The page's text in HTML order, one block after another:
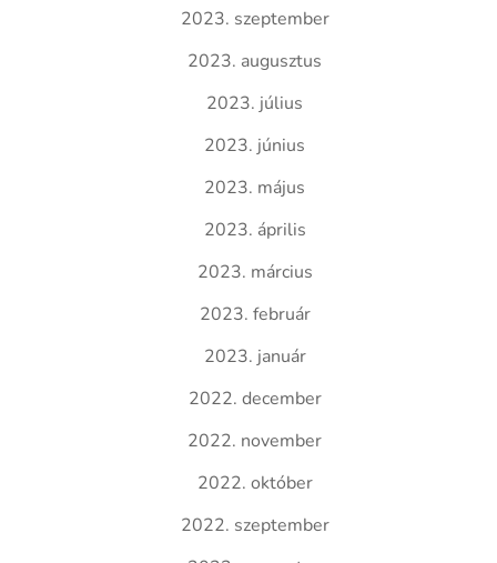
2023. szeptember
2023. augusztus
2023. július
2023. június
2023. május
2023. április
2023. március
2023. február
2023. január
2022. december
2022. november
2022. október
2022. szeptember